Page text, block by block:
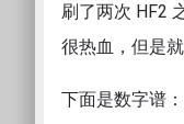
刷了两次 HF2
很热血，但是
下面是数字谱：